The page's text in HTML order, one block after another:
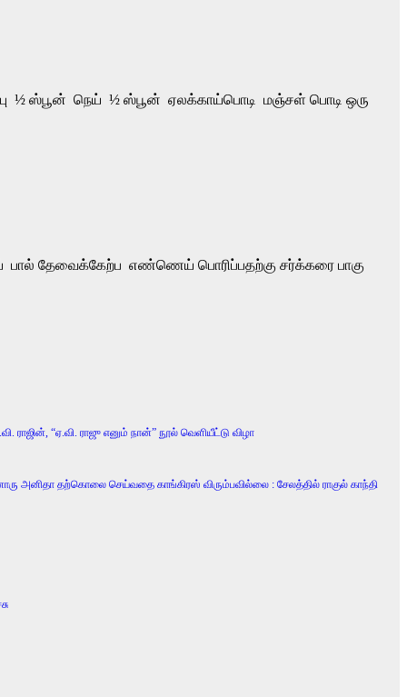
½ ஸ்பூன் நெய் ½ ஸ்பூன் ஏலக்காய்பொடி மஞ்சள் பொடி ஒரு
தேவைக்கேற்ப எண்ணெய் பொரிப்பதற்கு சர்க்கரை பாகு
ராஜின், “ஏ.வி. ராஜு எனும் நான்” நூல் வெளியீட்டு விழா
அனிதா தற்கொலை செய்வதை காங்கிரஸ் விரும்பவில்லை : சேலத்தில் ராகுல் காந்தி